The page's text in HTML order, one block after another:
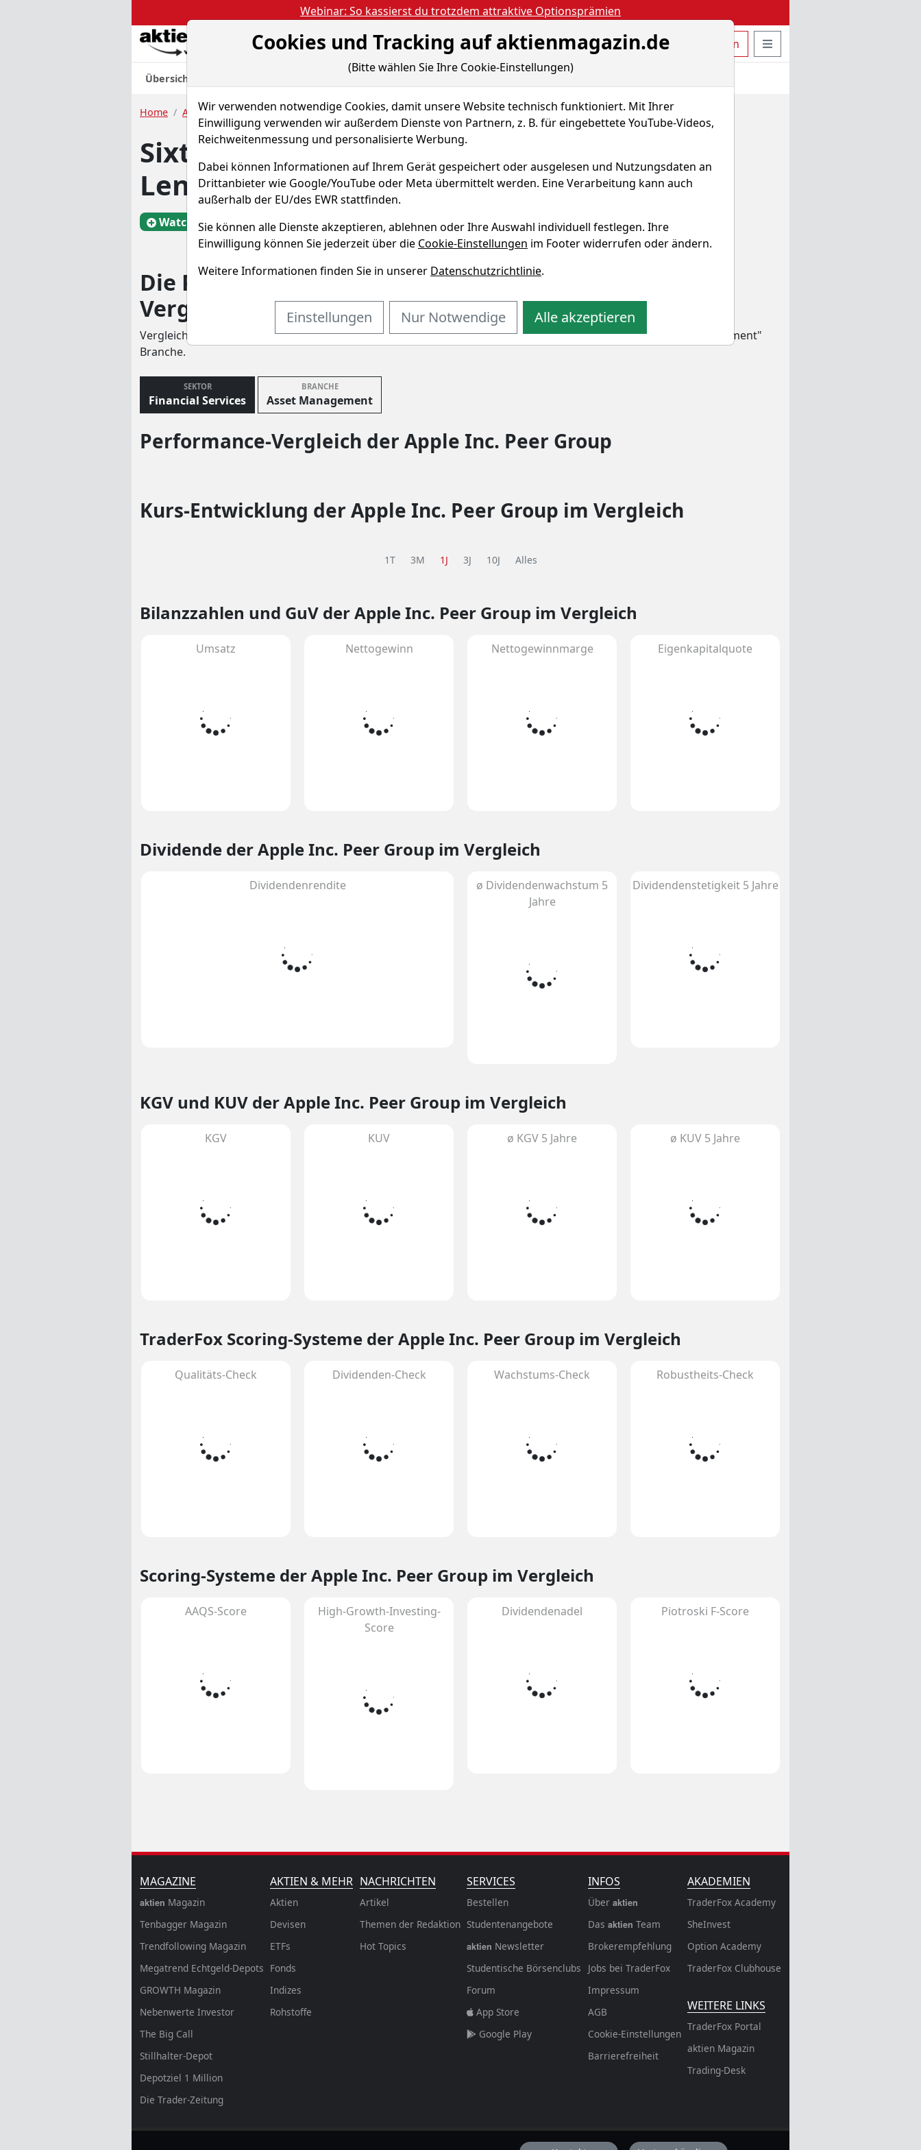
Webinar: So kassierst du trotzdem attraktive Optionsprämien
Aktien Nachrichten Magazine Aktien- und Artikelsuche öffnen
Gratis Account Bestellen Login Seitennavigation öffnen
Übersicht
Home Aktien Sixth Street Specialty Lending Inc. Peer-Group Vergleiche
Sixth Street Specialty
Lending Aktie
Watchlist TSLX WKN A2P60W
Die Peer Group von Sixth Street Specialty Lending im
Vergleich
Vergleichen Sie Fundamentaldaten von Unternehmen aus dem "Financial Services" Sektor und der "Asset Management"
Branche.
SEKTOR
Financial Services
BRANCHE
Asset Management
Performance-Vergleich der Apple Inc. Peer Group
Kurs-Entwicklung der Apple Inc. Peer Group im Vergleich
1T 3M 1J 3J 10J Alles
Bilanzzahlen und GuV der Apple Inc. Peer Group im Vergleich
Umsatz Nettogewinn Nettogewinnmarge Eigenkapitalquote
Dividende der Apple Inc. Peer Group im Vergleich
Dividendenrendite
ø Dividendenwachstum 5
Jahre
Dividendenstetigkeit 5 Jahre
KGV und KUV der Apple Inc. Peer Group im Vergleich
KGV KUV ø KGV 5 Jahre ø KUV 5 Jahre
TraderFox Scoring-Systeme der Apple Inc. Peer Group im Vergleich
Qualitäts-Check Dividenden-Check Wachstums-Check Robustheits-Check
Scoring-Systeme der Apple Inc. Peer Group im Vergleich
AAQS-Score
High-Growth-Investing-
Score
Dividendenadel Piotroski F-Score
MAGAZINE
aktien Magazin
Tenbagger Magazin
Trendfollowing Magazin
Megatrend Echtgeld-Depots
GROWTH Magazin
Nebenwerte Investor
The Big Call
Stillhalter-Depot
Depotziel 1 Million
Die Trader-Zeitung
AKTIEN & MEHR
Aktien
Devisen
ETFs
Fonds
Indizes
Rohstoffe
NACHRICHTEN
Artikel
Themen der Redaktion
Hot Topics
SERVICES
Bestellen
Studentenangebote
aktien Newsletter
Studentische Börsenclubs
Forum
App Store
Google Play
INFOS
Über aktien
Das aktien Team
Brokerempfehlung
Jobs bei TraderFox
Impressum
AGB
Cookie-Einstellungen
Barrierefreiheit
AKADEMIEN
TraderFox Academy
SheInvest
Option Academy
TraderFox Clubhouse
WEITERE LINKS
TraderFox Portal
aktien Magazin
Trading-Desk
Cookies und Tracking auf aktienmagazin.de
(Bitte wählen Sie Ihre Cookie-Einstellungen)
Wir verwenden notwendige Cookies, damit unsere Website technisch funktioniert. Mit Ihrer
Einwilligung verwenden wir außerdem Dienste von Partnern, z. B. für eingebettete YouTube-Videos,
Reichweitenmessung und personalisierte Werbung.
Dabei können Informationen auf Ihrem Gerät gespeichert oder ausgelesen und Nutzungsdaten an
Drittanbieter wie Google/YouTube oder Meta übermittelt werden. Eine Verarbeitung kann auch
außerhalb der EU/des EWR stattfinden.
Sie können alle Dienste akzeptieren, ablehnen oder Ihre Auswahl individuell festlegen. Ihre
Einwilligung können Sie jederzeit über die Cookie-Einstellungen im Footer widerrufen oder ändern.
Weitere Informationen finden Sie in unserer Datenschutzrichtlinie.
Einstellungen Nur Notwendige Alle akzeptieren